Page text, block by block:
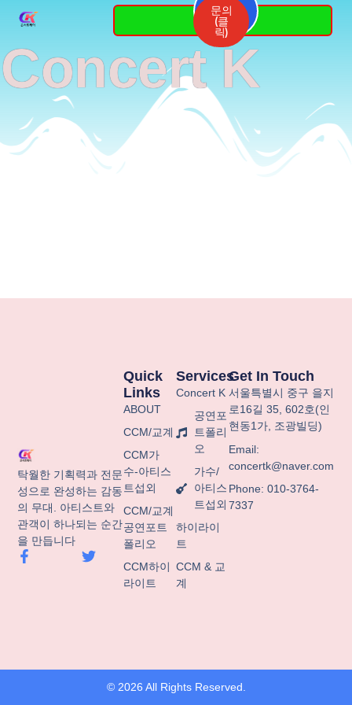
content
Concert K
3764-
7337
문의
(클
릭)
탁월한 기획력과 전문
성으로 완성하는 감동
의 무대. 아티스트와
관객이 하나되는 순간
을 만듭니다
F
a
-
T
Services
Concert K
공연포
트폴리
오
가수/
아티스
트섭외
하이라이
트
CCM & 교
계
Quick
Links
ABOUT
CCM/교계
CCM가
수-아티스
트섭외
CCM/교계
공연포트
폴리오
CCM하이
라이트
Get In Touch
서울특별시 중구 을지
로16길 35, 602호(인
현동1 가 조광빌딩)
Email:
concertk@naver.com
Phone: 010-3764-
7337
© 2026 All Rights Reserved.